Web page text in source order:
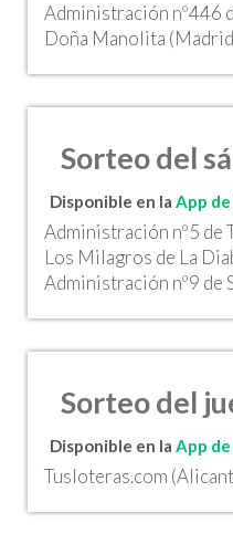
Administración nº446
Doña Manolita
Sorteo del
Disponible en la App
Administración nº5 de
Los Milagros de La
Administración nº9 de
Sorteo del
Disponible en la App
Tusloteras.com